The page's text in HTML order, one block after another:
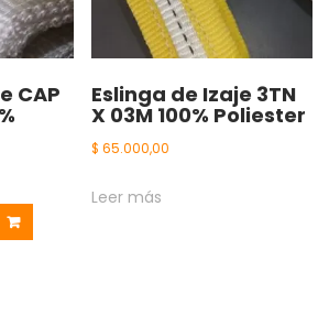
CAP Eslinga de Izaje 3TN
X 03M 100% Poliester
$ 65.000,00
Leer más